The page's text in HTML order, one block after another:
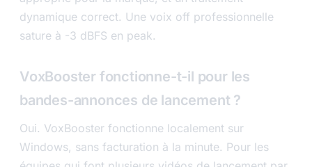
dynamique correct. Une voix off professionnelle
sature à -3 dBFS en peak.
VoxBooster fonctionne-t-il pour les
bandes-annonces de lancement ?
Oui. VoxBooster fonctionne localement sur
Windows, sans facturation à la minute. Pour les